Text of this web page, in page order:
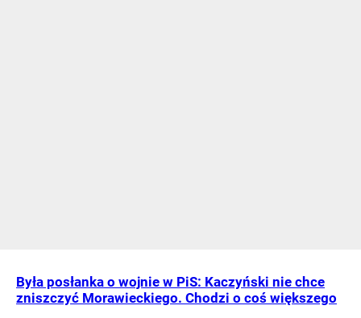
Była posłanka o wojnie w PiS: Kaczyński nie chce
zniszczyć Morawieckiego. Chodzi o coś większego